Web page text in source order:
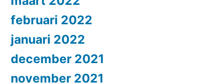
februari 2022
januari 2022
december 2021
november 2021